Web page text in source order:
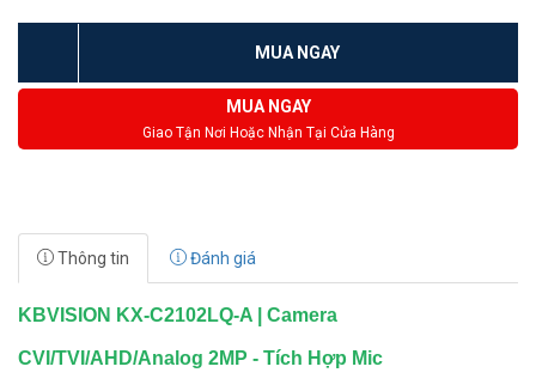
MUA NGAY
MUA NGAY
Giao Tận Nơi Hoặc Nhận Tại Cửa Hàng
Thông tin Đánh giá
KBVISION KX-C2102LQ-A | Camera
CVI/TVI/AHD/Analog 2MP - Tích Hợp Mic